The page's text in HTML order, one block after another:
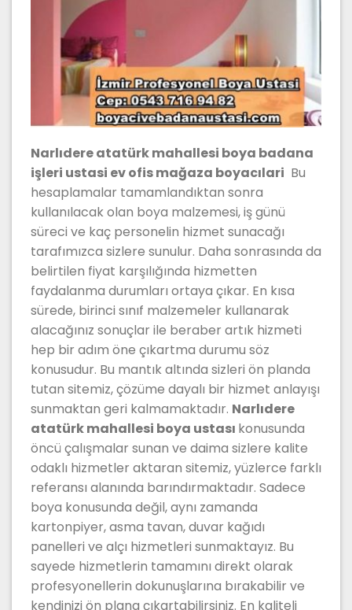
Narlıdere atatürk mahallesi boya badana
işleri ustasi ev ofis mağaza boyacılari Bu
hesaplamalar tamamlandıktan sonra
kullanılacak olan boya malzemesi, iş günü
süreci ve kaç personelin hizmet sunacağı
tarafımızca sizlere sunulur. Daha sonrasında da
belirtilen fiyat karşılığında hizmetten
faydalanma durumları ortaya çıkar. En kısa
sürede, birinci sınıf malzemeler kullanarak
alacağınız sonuçlar ile beraber artık hizmeti
hep bir adım öne çıkartma durumu söz
konusudur. Bu mantık altında sizleri ön planda
tutan sitemiz, çözüme dayalı bir hizmet anlayışı
sunmaktan geri kalmamaktadır. Narlıdere
atatürk mahallesi boya ustası konusunda
öncü çalışmalar sunan ve daima sizlere kalite
odaklı hizmetler aktaran sitemiz, yüzlerce farklı
referansı alanında barındırmaktadır. Sadece
boya konusunda değil, aynı zamanda
kartonpiyer, asma tavan, duvar kağıdı
panelleri ve alçı hizmetleri sunmaktayız. Bu
sayede hizmetlerin tamamını direkt olarak
profesyonellerin dokunuşlarına bırakabilir ve
kendinizi ön plana çıkartabilirsiniz. En kaliteli